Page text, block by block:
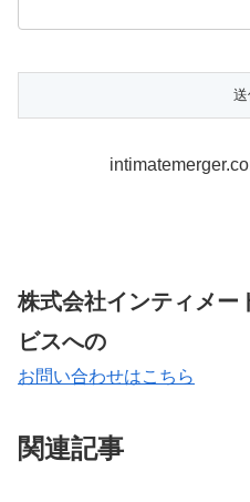
株式会社インティメー
ビスへの
お問い合わせはこちら
関連記事